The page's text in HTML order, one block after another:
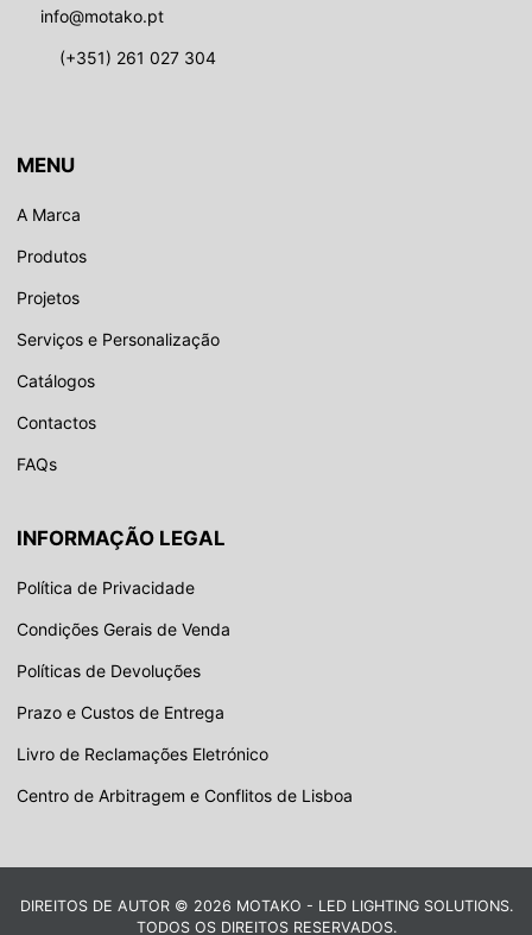
info@motako.pt
(+351) 261 027 304
MENU
A Marca
Produtos
Projetos
Serviços e Personalização
Catálogos
Contactos
FAQs
INFORMAÇÃO LEGAL
Política de Privacidade
Condições Gerais de Venda
Políticas de Devoluções
Prazo e Custos de Entrega
Livro de Reclamações Eletrónico
Centro de Arbitragem e Conflitos de Lisboa
DIREITOS DE AUTOR © 2026 MOTAKO - LED LIGHTING SOLUTIONS.
TODOS OS DIREITOS RESERVADOS.